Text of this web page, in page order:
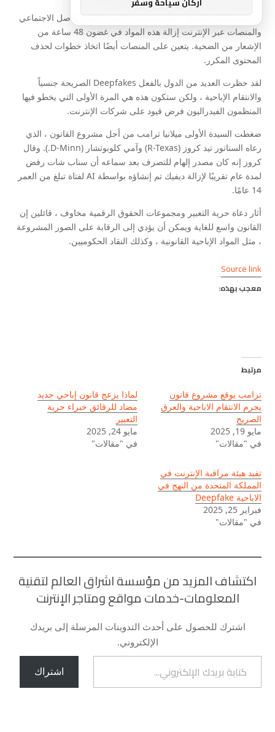
بموجب القانون الجديد ، يجب على شركات وسائل التواصل الاجتماعي
والمنصات عبر الإنترنت إزالة هذه المواد في غضون 48 ساعة من
الإشعار من الضحية. يتعين على المنصات أيضًا اتخاذ خطوات لحذف
المحتوى المكرر.
لقد حظرت العديد من الدول بالفعل Deepfakes الصريحة جنسياً
والانتقام الإباحية ، ولكن ستكون هذه هي المرة الأولى التي يخطو فيها
المنظمون الفيدراليون فرض قيود على شركات الإنترنت.
ضغطت السيدة الأولى ميلانيا ترامب من أجل مشروع القانون ، الذي
رعاه السناتور تيد كروز (R-Texas) وآمي كلوبوتشار (D-Minn.). وقال
كروز إنه كان مصدر إلهام للتصرف بعد سماعه أن سناب شات رفض
لمدة عام تقريبًا لإزالة ديفيك تم إنشاؤه بواسطة AI لفتاة تبلغ من العمر
14 عامًا.
أثار دعاة حرية التعبير ومجموعات الحقوق الرقمية مخاوف ، قائلين إن
القانون واسع للغاية ويمكن أن يؤدي إلى الرقابة على الصور المشروعة
، مثل المواد الإباحية القانونية ، وكذلك النقاد الحكوميين.
Source link
معجب بهذه:
مرتبط
ترامب يوقع مشروع قانون
يجرم الانتقام الاباحية والعرق
الصريح
مايو 19, 2025
في "مقالات"
لماذا يزعج قانون إباحي جديد
مضاد للرقائق خبراء حرية
التعبير
مايو 24, 2025
في "مقالات"
تفيد هيئة مراقبة الإنترنت في
المملكة المتحدة من النهج في
الاباحية Deepfake
فبراير 25, 2025
في "مقالات"
اكتشاف المزيد من مؤسسة اشراق العالم لتقنية
المعلومات-خدمات مواقع ومتاجر الإنترنت
اشترك للحصول على أحدث التدوينات المرسلة إلى بريدك
الإلكتروني.
كتابة بريدك الإلكتروني...
اشتراك